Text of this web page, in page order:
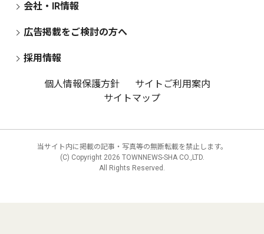
会社・IR情報
広告掲載をご検討の方へ
採用情報
個人情報保護方針
サイトご利用案内
サイトマップ
当サイト内に掲載の記事・写真等の無断転載を禁止します。
(C) Copyright 2026 TOWNNEWS-SHA CO.,LTD.
All Rights Reserved.